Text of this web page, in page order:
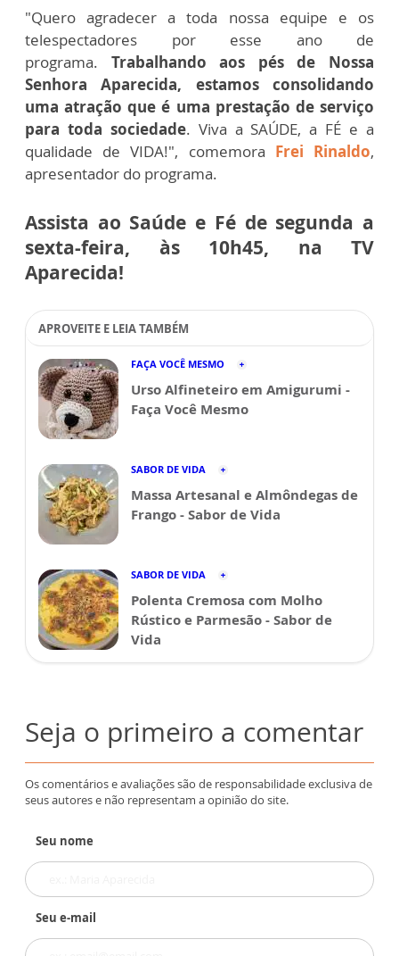
"Quero agradecer a toda nossa equipe e os
telespectadores por esse ano de
programa. Trabalhando aos pés de Nossa
Senhora Aparecida, estamos consolidando
uma atração que é uma prestação de serviço
para toda sociedade. Viva a SAÚDE, a FÉ e a
qualidade de VIDA!", comemora Frei Rinaldo,
apresentador do programa.
Assista ao Saúde e Fé de segunda a
sexta-feira, às 10h45, na TV
Aparecida!
APROVEITE E LEIA TAMBÉM
FAÇA VOCÊ MESMO
Urso Alfineteiro em Amigurumi -
Faça Você Mesmo
SABOR DE VIDA
Massa Artesanal e Almôndegas de
Frango - Sabor de Vida
SABOR DE VIDA
Polenta Cremosa com Molho
Rústico e Parmesão - Sabor de
Vida
Seja o primeiro a comentar
Os comentários e avaliações são de responsabilidade exclusiva de
seus autores e não representam a opinião do site.
Seu nome
Seu e-mail